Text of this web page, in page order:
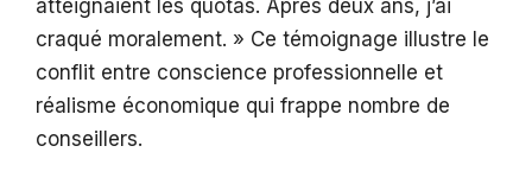
atteignaient les quotas. Après deux ans, j’ai
craqué moralement. » Ce témoignage illustre le
conflit entre conscience professionnelle et
réalisme économique qui frappe nombre de
conseillers.